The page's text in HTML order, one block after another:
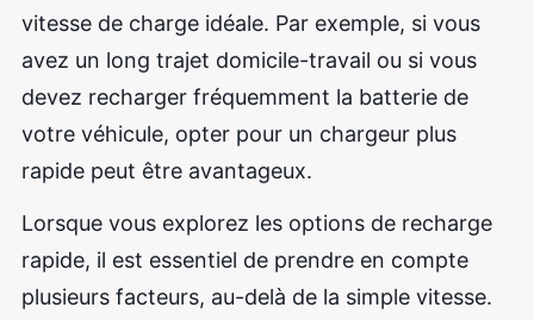
vitesse de charge idéale. Par exemple, si vous
avez un long trajet domicile-travail ou si vous
devez recharger fréquemment la batterie de
votre véhicule, opter pour un chargeur plus
rapide peut être avantageux.
Lorsque vous explorez les options de recharge
rapide, il est essentiel de prendre en compte
plusieurs facteurs, au-delà de la simple vitesse.